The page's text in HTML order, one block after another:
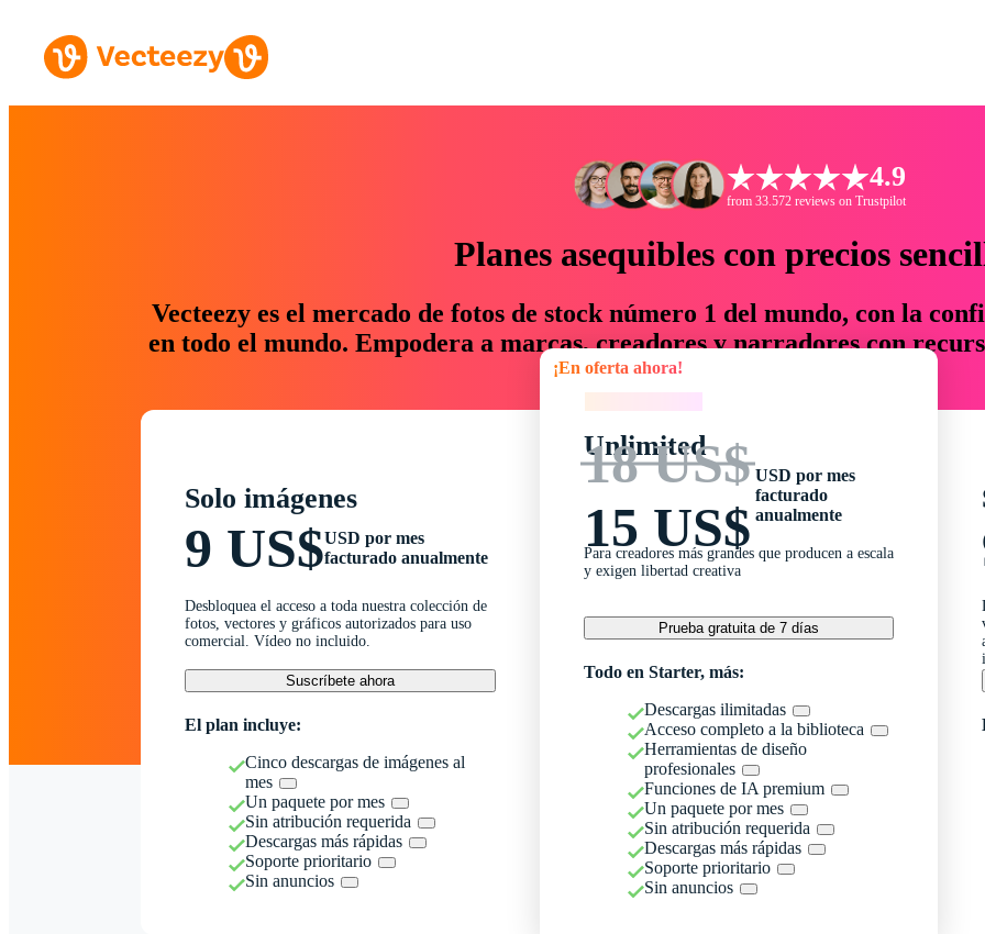
4.9
from 33.572 reviews on Trustpilot
Planes asequibles con precios
Vecteezy es el mercado de fotos de stock número 1 del mundo, con la
en todo el mundo. Empodera a marcas, creadores y narradores con
un 76 % en tiempo y presupuesto.
Solo imágenes
9 US$USD por mes
facturado anualmente
Desbloquea el acceso a toda nuestra colección de
fotos, vectores y gráficos autorizados para uso
comercial. Vídeo no incluido.
Suscríbete ahora
El plan incluye:
Cinco descargas de imágenes al
mes
Un paquete por mes
Sin atribución requerida
Descargas más rápidas
Soporte prioritario
Sin anuncios
¡En oferta ahora!
Unlimited
18 US$
15 US$
USD por mes
facturado
anualmente
Para creadores más grandes que producen a escala
y exigen libertad creativa
Prueba gratuita de 7 días
Todo en Starter, más:
Descargas ilimitadas
Acceso completo a la biblioteca
Herramientas de diseño
profesionales
Funciones de IA premium
Un paquete por mes
Sin atribución requerida
Descargas más rápidas
Soporte prioritario
Sin anuncios